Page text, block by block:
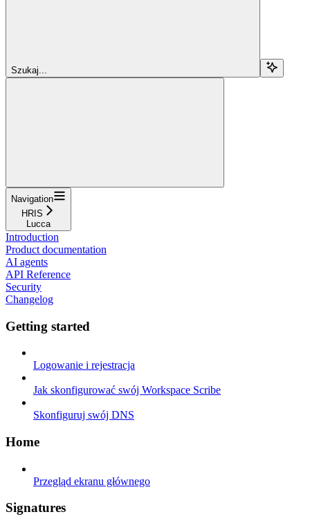
Szukaj...
Navigation
HRIS
Lucca
Introduction
Product documentation
AI agents
API Reference
Security
Changelog
Getting started
Logowanie i rejestracja
Jak skonfigurować swój Workspace Scribe
Skonfiguruj swój DNS
Home
Przegląd ekranu głównego
Signatures